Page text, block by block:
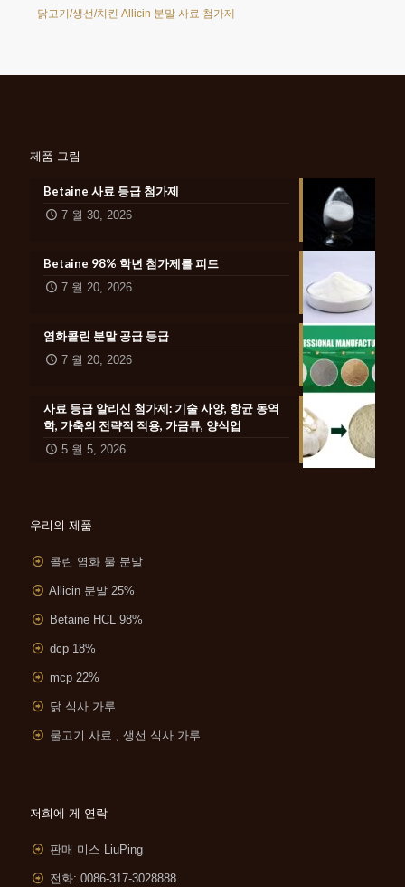
닭고기/생선/치킨 Allicin 분말 사료 첨가제
제품 그림
Betaine 사료 등급 첨가제
7 월 30, 2026
Betaine 98% 학년 첨가제를 피드
7 월 20, 2026
염화콜린 분말 공급 등급
7 월 20, 2026
사료 등급 알리신 첨가제: 기술 사양, 항균 동역
학, 가축의 전략적 적용, 가금류, 양식업
5 월 5, 2026
우리의 제품
콜린 염화 물 분말
Allicin 분말 25%
Betaine HCL 98%
dcp 18%
mcp 22%
닭 식사 가루
물고기 사료 , 생선 식사 가루
저희에 게 연락
판매 미스 LiuPing
전화: 0086-317-3028888